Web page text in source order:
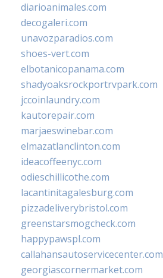
diarioanimales.com
decogaleri.com
unavozparadios.com
shoes-vert.com
elbotanicopanama.com
shadyoaksrockportrvpark.com
jccoinlaundry.com
kautorepair.com
marjaeswinebar.com
elmazatlanclinton.com
ideacoffeenyc.com
odieschillicothe.com
lacantinitagalesburg.com
pizzadeliverybristol.com
greenstarsmogcheck.com
happypawspl.com
callahansautoservicecenter.com
georgiascornermarket.com